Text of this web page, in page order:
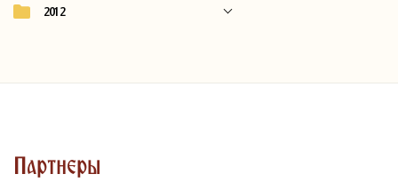
2012
Партнеры